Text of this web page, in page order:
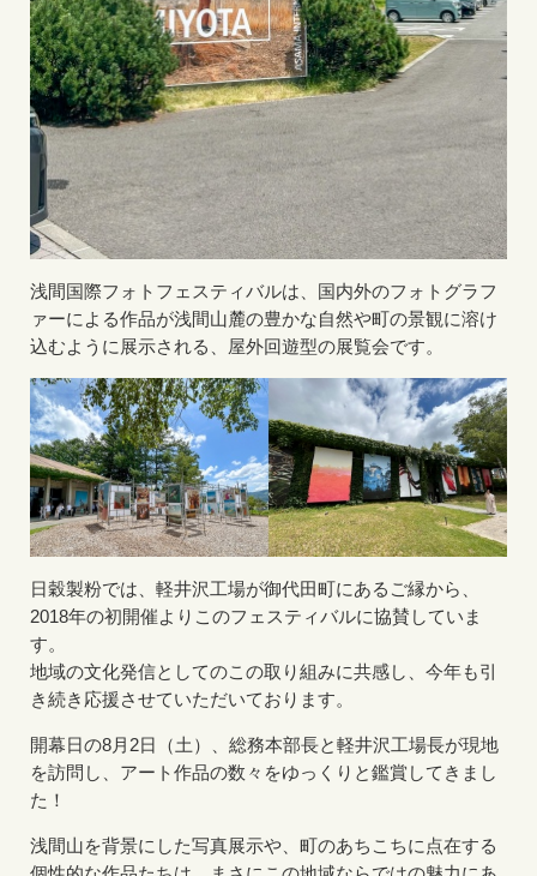
浅間国際フォトフェスティバルは、国内外のフォトグラフ
ァーによる作品が浅間山麓の豊かな自然や町の景観に溶け
込むように展示される、屋外回遊型の展覧会です。
日穀製粉では、軽井沢工場が御代田町にあるご縁から、
2018年の初開催よりこのフェスティバルに協賛していま
す。
地域の文化発信としてのこの取り組みに共感し、今年も引
き続き応援させていただいております。
開幕日の8月2日（土）、総務本部長と軽井沢工場長が現地
を訪問し、アート作品の数々をゆっくりと鑑賞してきまし
た！
浅間山を背景にした写真展示や、町のあちこちに点在する